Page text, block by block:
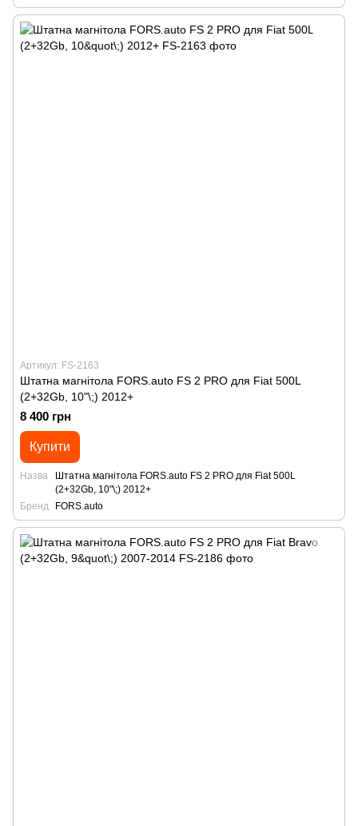
Артикул: FS-2163
Штатна магнітола FORS.auto FS 2 PRO для Fiat 500L
(2+32Gb, 10"\;) 2012+
8 400 грн
Купити
Назва
Штатна магнітола FORS.auto FS 2 PRO для Fiat 500L
(2+32Gb, 10"\;) 2012+
Бренд
FORS.auto